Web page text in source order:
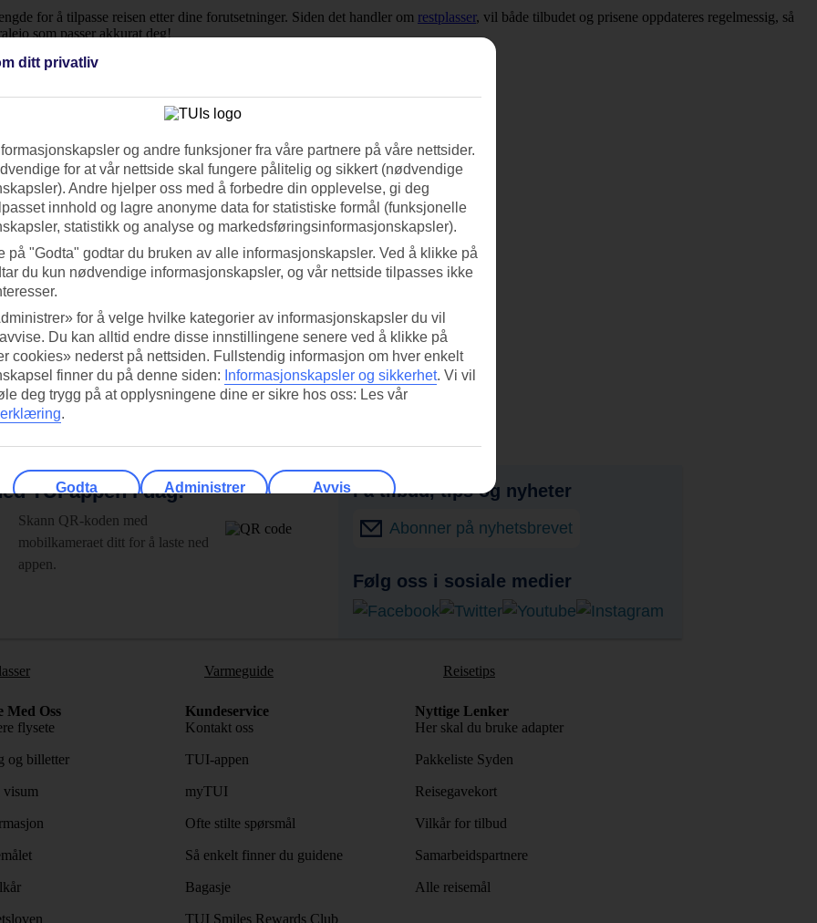
for å tilpasse reisen etter dine forutsetninger. Siden det handler om restplasser, vil både tilbudet og prisene oppdateres regelmessig, så
som passer akkurat deg!
TUI-appen i dag!
Skann QR-koden med
mobilkameraet ditt for å laste ned
appen.
Få tilbud, tips og nyheter
Abonner på nyhetsbrevet
Følg oss i sosiale medier
Varmeguide Reisetips
Med Oss
flysete
og billetter
visum
Kundeservice
Kontakt oss
TUI-appen
myTUI
Ofte stilte spørsmål
Så enkelt finner du guidene
Bagasje
TUI Smiles Rewards Club
Nyttige Lenker
Her skal du bruke adapter
Pakkeliste Syden
Reisegavekort
Vilkår for tilbud
Samarbeidspartnere
Alle reisemål
ditt privatliv
og andre funksjoner fra våre partnere på våre nettsider.
for at vår nettside skal fungere pålitelig og sikkert (nødvendige
Andre hjelper oss med å forbedre din opplevelse, gi deg
innhold og lagre anonyme data for statistiske formål (funksjonelle
statistikk og analyse og markedsføringsinformasjonskapsler).
på "Godta" godtar du bruken av alle informasjonskapsler. Ved å klikke på
du kun nødvendige informasjonskapsler, og vår nettside tilpasses ikke
for å velge hvilke kategorier av informasjonskapsler du vil
Du kan alltid endre disse innstillingene senere ved å klikke på
cookies» nederst på nettsiden. Fullstendig informasjon om hver enkelt
finner du på denne siden: Informasjonskapsler og sikkerhet. Vi vil
deg trygg på at opplysningene dine er sikre hos oss: Les vår
.
Godta Administrer Avvis